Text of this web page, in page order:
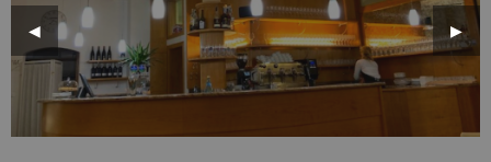
Previous
Slide
◀︎ Next
Slide
▶︎